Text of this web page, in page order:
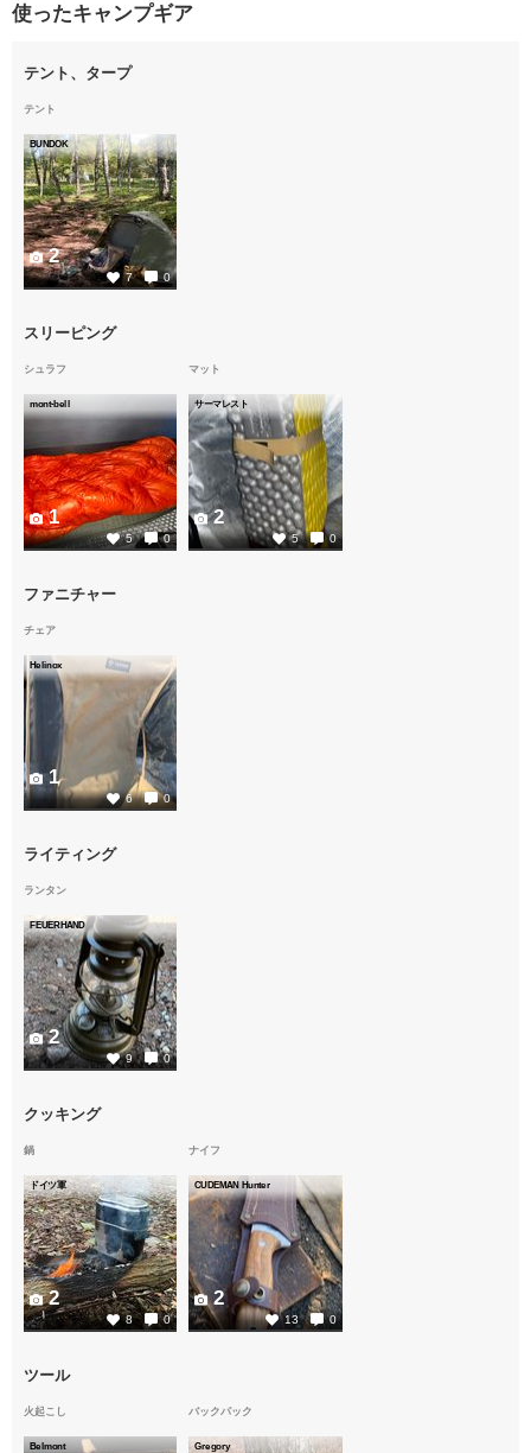
使ったキャンプギア
テント、タープ
テント
BUNDOK
7 0
2
スリーピング
シュラフ
mont-bell
5 0
1
マット
サーマレスト
5 0
2
ファニチャー
チェア
Helinox
6 0
1
ライティング
ランタン
FEUERHAND
9 0
2
クッキング
鍋
ドイツ軍
8 0
2
ナイフ
CUDEMAN Hunter
13 0
2
ツール
火起こし
Belmont
バックパック
Gregory